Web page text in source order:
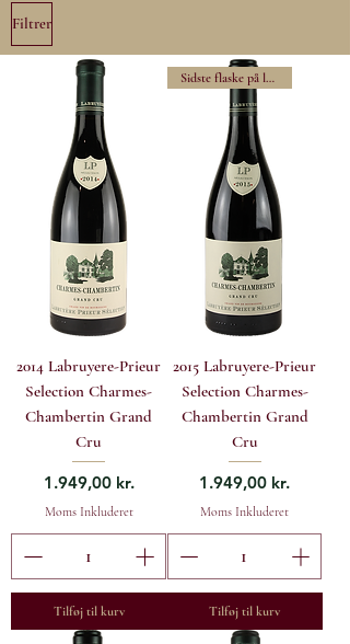
Filtrer
2014 Labruyere-Prieur
Selection Charmes-
Chambertin Grand
Cru
Pris
1.949,00 kr.
Moms Inkluderet
Tilføj til kurv
Sidste flaske på lager
2015 Labruyere-Prieur
Selection Charmes-
Chambertin Grand
Cru
Pris
1.949,00 kr.
Moms Inkluderet
Tilføj til kurv